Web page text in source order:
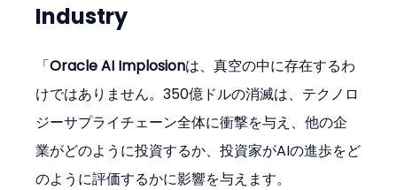
Industry
「Oracle AI Implosionは、真空の中に存在するわ
けではありません。350億ドルの消滅は、テクノロ
ジーサプライチェーン全体に衝撃を与え、他の企
業がどのように投資するか、投資家がAIの進歩をど
のように評価するかに影響を与えます。